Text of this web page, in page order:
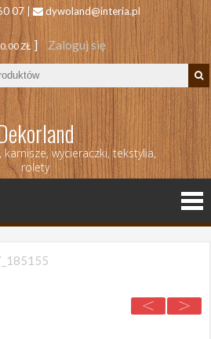
07 | dywoland@interia.pl
0.00 ZŁ ] Zaloguj się
wycieraczki, tekstylia,
rolety